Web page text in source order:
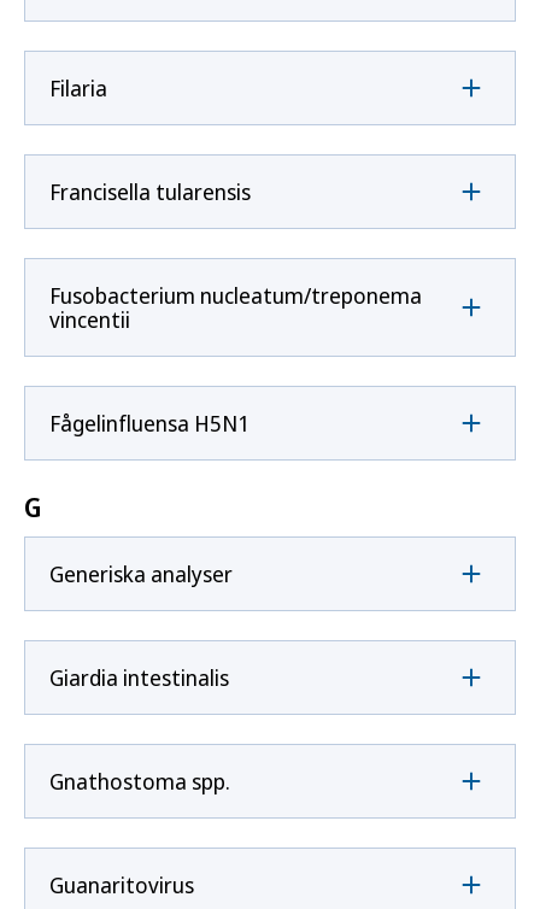
Filaria
Francisella tularensis
Fusobacterium nucleatum/treponema
vincentii
Fågelinfluensa H5N1
G
Generiska analyser
Giardia intestinalis
Gnathostoma spp.
Guanaritovirus